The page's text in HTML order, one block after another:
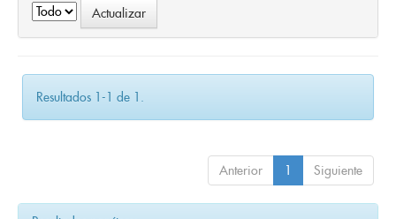
Resultados 1-1 de 1.
Anterior 1 Siguiente